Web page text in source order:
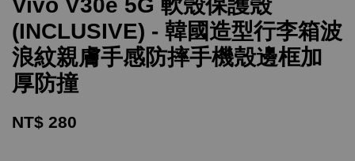
Vivo V30e 5G 軟殼保護殼
(INCLUSIVE) - 韓國造型行李箱波
浪紋親膚手感防摔手機殼邊框加
厚防撞
NT$ 280